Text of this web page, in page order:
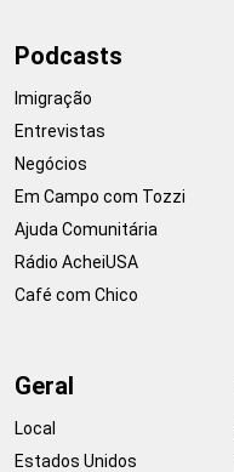
Podcasts
Imigração
Entrevistas
Negócios
Em Campo com Tozzi
Ajuda Comunitária
Rádio AcheiUSA
Café com Chico
Geral
Local
Estados Unidos